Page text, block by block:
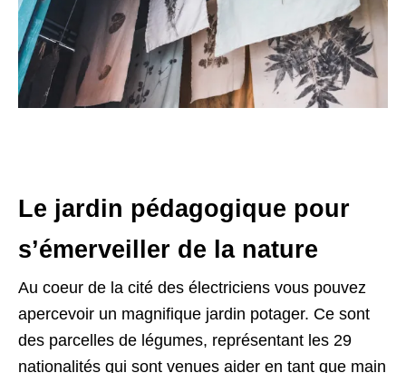
Le jardin pédagogique pour
s’émerveiller de la nature
Au coeur de la cité des électriciens vous pouvez
apercevoir un magnifique jardin potager. Ce sont
des parcelles de légumes, représentant les 29
nationalités qui sont venues aider en tant que main